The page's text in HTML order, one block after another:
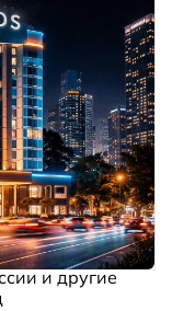
и другие